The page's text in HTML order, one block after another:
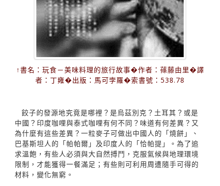
↑書名：玩食－美味料理的旅行故事�作者：蓧藤由里�譯
者：丁雍�出版：馬可孛羅�索書號：538.78
餃子的發源地究竟是哪裡？是烏茲別克？土耳其？或是
中國？印度咖哩與泰式咖哩有何不同？味道有何差異？又
為什麼有這些差異？一粒麥子可做出中國人的「燒餅」、
巴基斯坦人的「帕帕爾」及印度人的「恰帕提」。為了追
求溫飽，有些人必須與大自然搏鬥，克服氣候與地理環境
限制，才能獲得一餐滿足；有些則可利用周遭隨手可得的
材料，變化無窮。